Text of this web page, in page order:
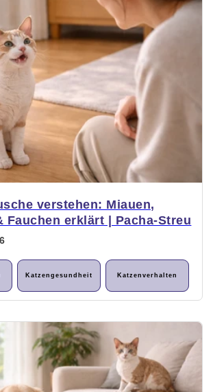
verstehen: Miauen,
Fauchen erklärt | Pacha-Streu
Katzengesundheit Katzenverhalten